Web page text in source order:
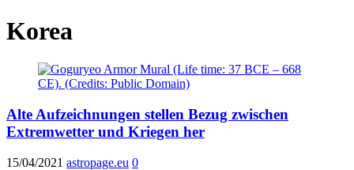
Korea
Alte Aufzeichnungen stellen Bezug zwischen
Extremwetter und Kriegen her
15/04/2021 astropage.eu 0